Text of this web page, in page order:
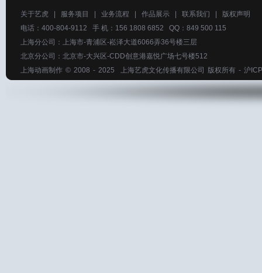
关于艺虎 服务项目 业务流程 作品展示 联系我们
版权声明
电话：400-804-9112 手 机：156 1808 6852 QQ：849 500 115
上海分公司：上海市-青浦区-崧泽大道6066弄36号楼三层
北京分公司：北京市-大兴区-CDD创意港嘉悦广场七号楼512
上海动画制作 © 2008 - 2025 上海艺虎文化传播有限公司 版权所有 - 沪